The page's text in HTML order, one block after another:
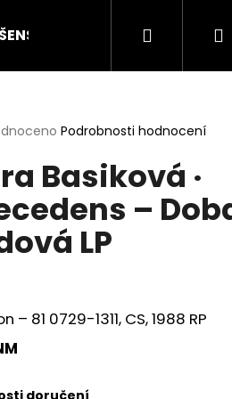
HODNOCENÍ STAVU
Hledat
Podrobnosti hodnocení
Basiková ·
–
LP
‎– 81 0729-1311, CS, 1988 RP
doručení